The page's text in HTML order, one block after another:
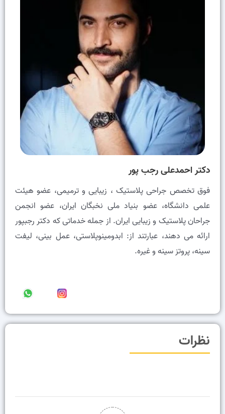
دکتر احمدعلی رجب پور
فوق تخصص جراحی پلاستیک ، زیبایی و ترمیمی، عضو هيئت
علمى دانشگاه، عضو بنیاد ملی نخبگان ایران، عضو انجمن
جراحان پلاستیک و زیبایی ایران. از جمله خدماتی که دکتر رجبپور
ارائه می دهند، عبارتند از: ابدومینوپلاستی، عمل بینی، لیفت
سینه، پروتز سینه و غیره.
نظرات